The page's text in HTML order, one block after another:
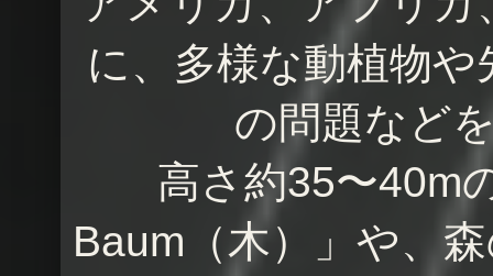
に、多様な動植物
の問題など
高さ約35〜40m
Baum（木）」や、